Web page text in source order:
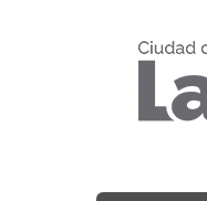
de La Paz,
Entre Ríos